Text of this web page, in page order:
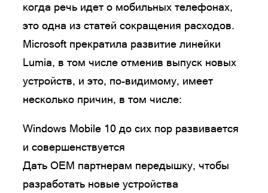
когда речь идет о мобильных телефонах,
это одна из статей сокращения расходов.
Microsoft прекратила развитие линейки
Lumia, в том числе отменив выпуск новых
устройств, и это, по-видимому, имеет
несколько причин, в том числе:
Windows Mobile 10 до сих пор развивается
и совершенствуется
Дать OEM партнерам передышку, чтобы
разработать новые устройства